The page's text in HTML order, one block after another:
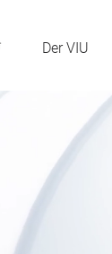
Der VIU